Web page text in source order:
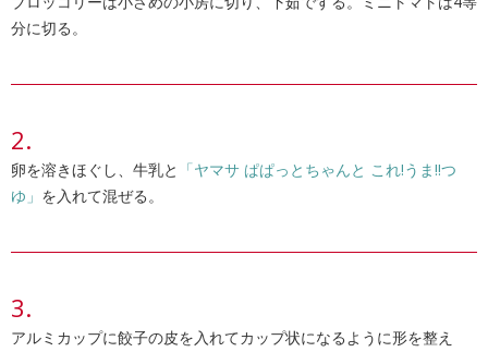
分に切る。
卵を溶きほぐし、牛乳と 「ヤマサ ぱぱっとちゃんと これ!うま!!つ
ゆ」 を入れて混ぜる。
アルミカップに餃子の皮を入れてカップ状になるように形を整え